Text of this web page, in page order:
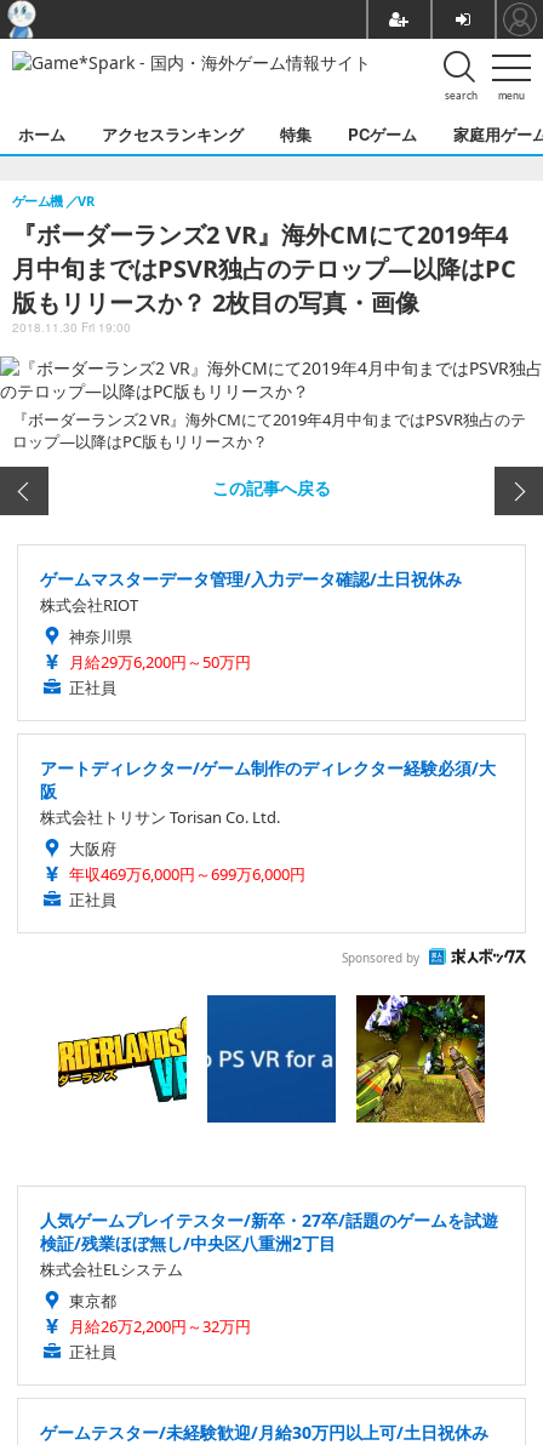
menu
search
ホーム アクセスランキング 特集 PCゲーム 家庭用ゲー
『ボーダーランズ2 VR』海外CMにて2019年4
月中旬まではPSVR独占のテロップ―以降はPC
版もリリースか？ 2枚目の写真・画像
ゲーム機 VR
2018.11.30 Fri 19:00
『ボーダーランズ2 VR』海外CMにて2019年4月中旬まではPSVR独占のテ
ロップ―以降はPC版もリリースか？
この記事へ戻る
ゲームマスターデータ管理/入力データ確認/土日祝休み
株式会社RIOT
神奈川県
月給29万6,200円～50万円
正社員
アートディレクター/ゲーム制作のディレクター経験必須/大
阪
株式会社トリサン Torisan Co. Ltd.
大阪府
年収469万6,000円～699万6,000円
正社員
Sponsored by
人気ゲームプレイテスター/新卒・27卒/話題のゲームを試遊
検証/残業ほぼ無し/中央区八重洲2丁目
株式会社ELシステム
東京都
月給26万2,200円～32万円
正社員
ゲームテスター/未経験歓迎/月給30万円以上可/土日祝休み